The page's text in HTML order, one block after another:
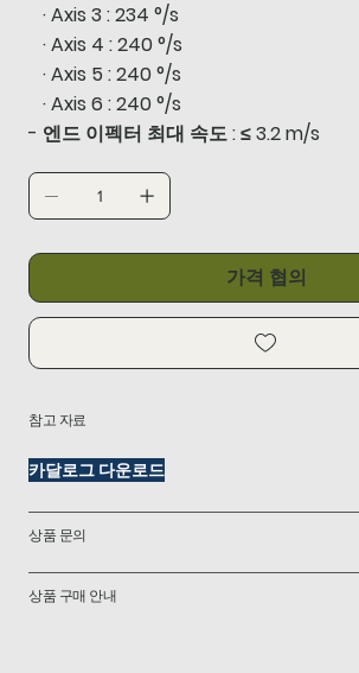
· Axis 3 : 234 °/s
· Axis 4 : 240 °/s
· Axis 5 : 240 °/s
· Axis 6 : 240 °/s
- 엔드 이펙터 최대 속도 : ≤ 3.2 m/s
가격 협의
참고 자료
카달로그 다운로드
상품 문의
상품 구매 안내